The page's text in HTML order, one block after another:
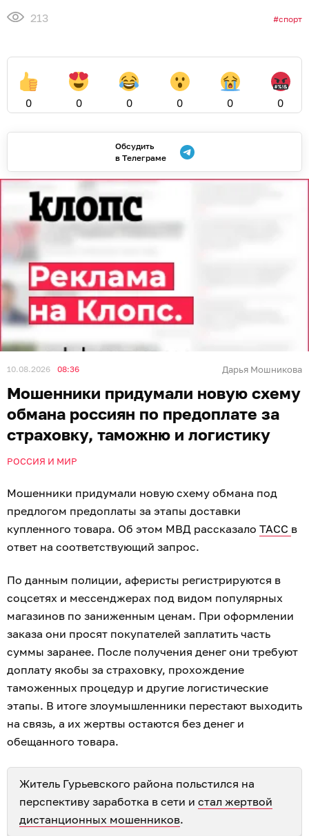
213 спорт
0 0 0 0 0 0
Обсудить
в Телеграме
10.08.2026 08:36 Дарья Мошникова
Мошенники придумали новую схему
обмана россиян по предоплате за
страховку, таможню и логистику
РОССИЯ И МИР
Мошенники придумали новую схему обмана под
предлогом предоплаты за этапы доставки
купленного товара. Об этом МВД рассказало ТАСС в
ответ на соответствующий запрос.
По данным полиции, аферисты регистрируются в
соцсетях и мессенджерах под видом популярных
магазинов по заниженным ценам. При оформлении
заказа они просят покупателей заплатить часть
суммы заранее. После получения денег они требуют
доплату якобы за страховку, прохождение
таможенных процедур и другие логистические
этапы. В итоге злоумышленники перестают выходить
на связь, а их жертвы остаются без денег и
обещанного товара.
Житель Гурьевского района польстился на
перспективу заработка в сети и стал жертвой
дистанционных мошенников.